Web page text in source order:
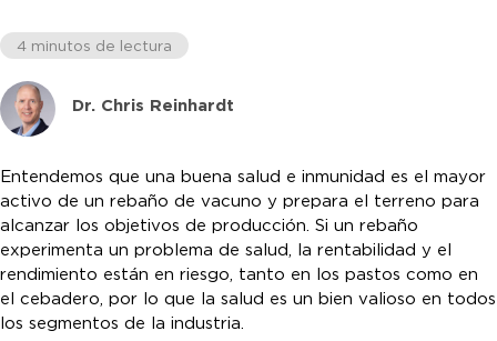
4 minutos de lectura
Dr. Chris Reinhardt
Entendemos que una buena salud e inmunidad es el mayor
activo de un rebaño de vacuno y prepara el terreno para
alcanzar los objetivos de producción. Si un rebaño
experimenta un problema de salud, la rentabilidad y el
rendimiento están en riesgo, tanto en los pastos como en
el cebadero, por lo que la salud es un bien valioso en todos
los segmentos de la industria.